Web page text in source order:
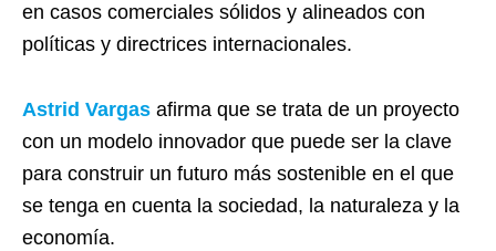
en casos comerciales sólidos y alineados con
políticas y directrices internacionales.
Astrid Vargas afirma que se trata de un proyecto
con un modelo innovador que puede ser la clave
para construir un futuro más sostenible en el que
se tenga en cuenta la sociedad, la naturaleza y la
economía.